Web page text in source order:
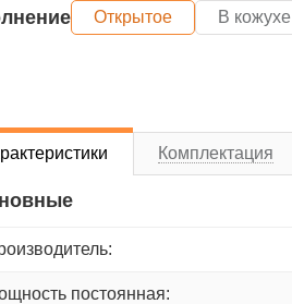
Открытое В кожухе
Комплектация
постоянная: